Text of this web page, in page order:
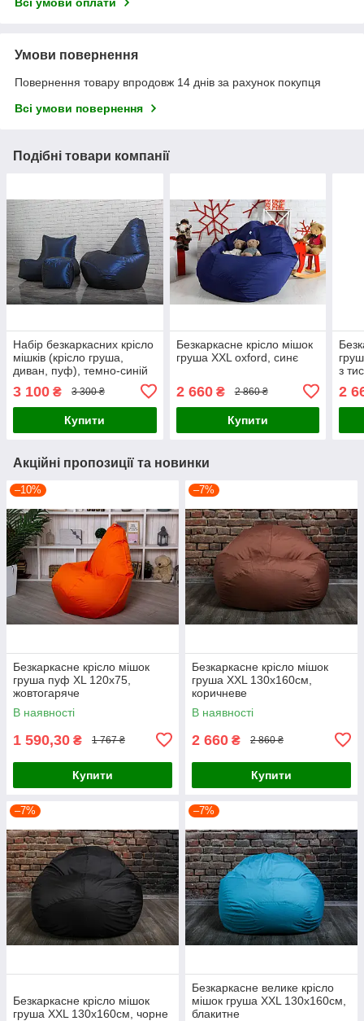
Умови повернення
Повернення товару впродовж 14 днів за рахунок покупця
Всі умови повернення
Подібні товари компанії
Набір безкаркасних крісло
мішків (крісло груша,
диван, пуф), темно-синій
3 100 ₴ 3 300 ₴
Купити
Безкаркасне крісло мішок
груша XXL oxford, синє
2 660₴ 2 860 ₴
Купити
з
2
Акційні пропозиції та новинки
–10%
Безкаркасне крісло мішок
груша пуф XL 120х75,
жовтогаряче
В наявності
1 590,30 ₴ 1 767 ₴
Купити
–7%
Безкаркасне крісло мішок
груша XXL 130х160см,
коричневе
В наявності
2 660 ₴ 2 860 ₴
Купити
–7%
Безкаркасне крісло мішок
груша XXL 130х160см, чорне
–7%
Безкаркасне велике крісло
мішок груша XXL 130х160см,
блакитне